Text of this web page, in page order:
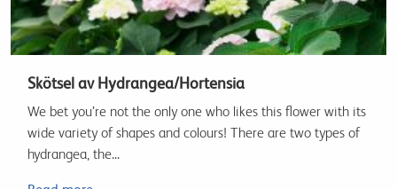
Skötsel av Hydrangea/Hortensia
We bet you’re not the only one who likes this flower with its
wide variety of shapes and colours! There are two types of
hydrangea, the...